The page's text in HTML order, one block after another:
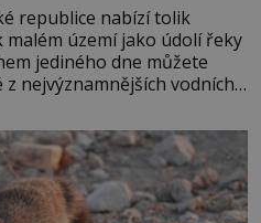
republice nabízí tolik
území jako údolí řeky
jediného dne můžete
nejvýznamnějších vodních
poznáváním památek ve